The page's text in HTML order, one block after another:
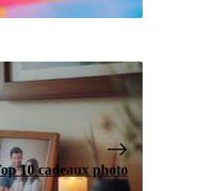
10 cadeaux photo